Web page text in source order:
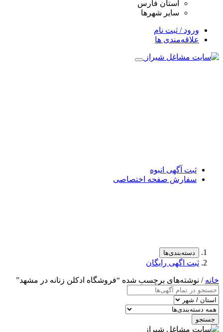
استان فارس
سایر شهرها
ورود / ثبت نام
علاقه‌مندی ها
ثبت آگهی انبوه
سفارش صفحه اختصاصی
دسته‌بندی‌ها
ثبت اگهی رایگان
خانه / نوشته‌های برچسب شده “فروشگاه ادکلن زنانه در مشهد”
جستجو